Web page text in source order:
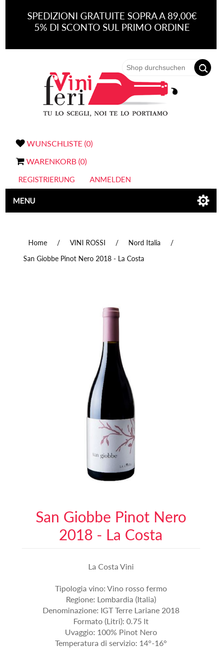
SPEDIZIONI GRATUITE SOPRA A 89,00€
5% DI SCONTO SUL PRIMO ORDINE
WUNSCHLISTE (0)
WARENKORB (0)
REGISTRIERUNG ANMELDEN
MENU
Home / VINI ROSSI / Nord Italia
/
San Giobbe Pinot Nero 2018 - La Costa
San Giobbe Pinot Nero
2018 - La Costa
La Costa Vini
Tipologia vino: Vino rosso fermo
Regione: Lombardia (Italia)
Denominazione: IGT Terre Lariane 2018
Formato (Litri): 0.75 lt
Uvaggio: 100% Pinot Nero
Temperatura di servizio: 14°-16°